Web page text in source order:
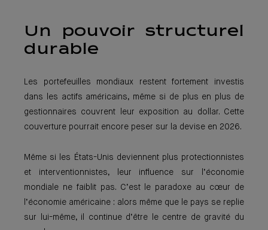
Un pouvoir structurel
durable
Les portefeuilles mondiaux restent fortement investis
dans les actifs américains, même si de plus en plus de
gestionnaires couvrent leur exposition au dollar. Cette
couverture pourrait encore peser sur la devise en 2026.
Même si les États-Unis deviennent plus protectionnistes
et interventionnistes, leur influence sur l’économie
mondiale ne faiblit pas. C’est le paradoxe au cœur de
l’économie américaine : alors même que le pays se replie
sur lui-même, il continue d’être le centre de gravité du